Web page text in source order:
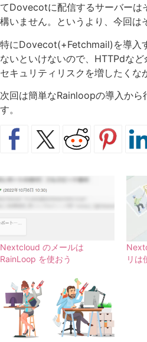
てDovecotに配信するサーバーは
構いません。というより、今回は
特にDovecot(+Fetchmail)を導入
ないといけないので、HTTPdな
セキュリティリスクを増したくな
次回は簡単なRainloopの導入から
す。
Nextcloud のメールは
RainLoop を使おう
リは